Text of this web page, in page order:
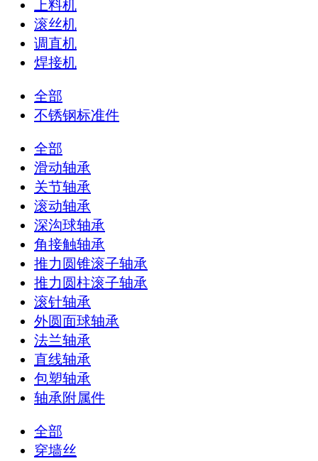
上料机
滚丝机
调直机
焊接机
全部
不锈钢标准件
全部
滑动轴承
关节轴承
滚动轴承
深沟球轴承
角接触轴承
推力圆锥滚子轴承
推力圆柱滚子轴承
滚针轴承
外圆面球轴承
法兰轴承
直线轴承
包塑轴承
轴承附属件
全部
穿墙丝